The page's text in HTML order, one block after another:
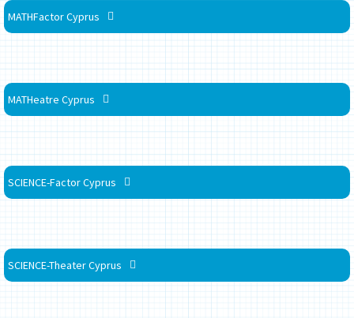
MATHFactor Cyprus
MATHeatre Cyprus
SCIENCE-Factor Cyprus
SCIENCE-Theater Cyprus